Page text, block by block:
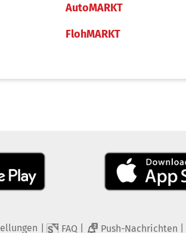
AutoMARKT
FlohMARKT
FAQ 2 Push-Nachrichten